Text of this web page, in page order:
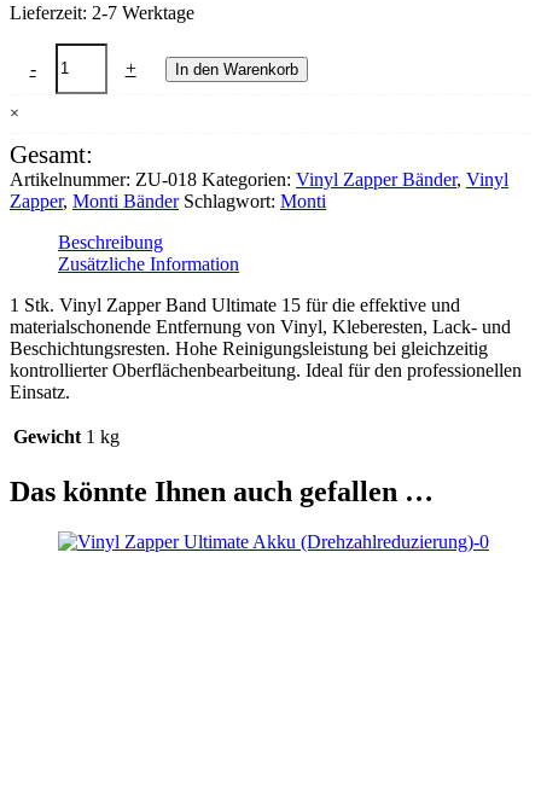
Lieferzeit: 2-7 Werktage
-
Stk.
Zapper
Ultimate
15
Menge
+ In den Warenkorb
×
Gesamt:
Artikelnummer: ZU-018 Kategorien: Vinyl Zapper Bänder, Vinyl
Zapper, Monti Bänder Schlagwort: Monti
Beschreibung
Zusätzliche Information
1 Stk. Vinyl Zapper Band Ultimate 15 für die effektive und
materialschonende Entfernung von Vinyl, Kleberesten, Lack- und
Beschichtungsresten. Hohe Reinigungsleistung bei gleichzeitig
kontrollierter Oberflächenbearbeitung. Ideal für den professionellen
Einsatz.
Gewicht 1 kg
Das könnte Ihnen auch gefallen …